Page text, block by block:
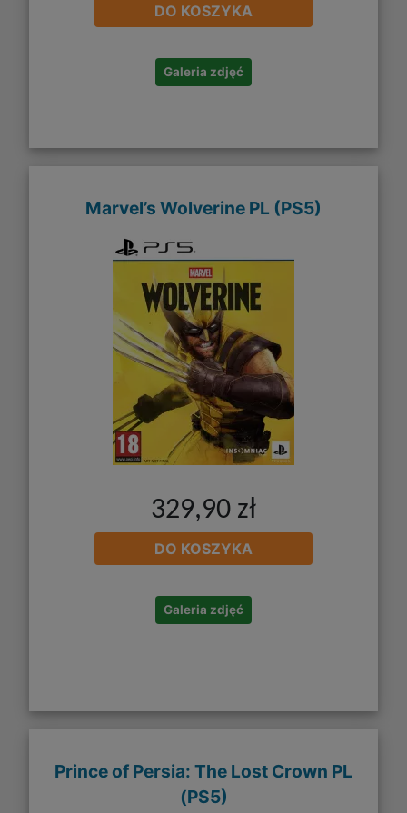
DO KOSZYKA
Galeria zdjęć
Marvel’s Wolverine PL (PS5)
329,90 zł
DO KOSZYKA
Galeria zdjęć
Prince of Persia: The Lost Crown PL
(PS5)